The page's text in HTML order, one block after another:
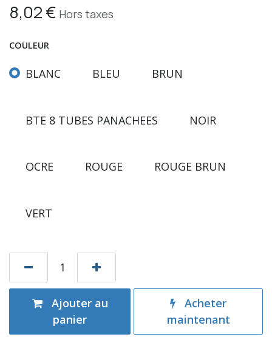
8,02€ Hors taxes
COULEUR
BLANC BLEU BRUN
BTE 8 TUBES PANACHEES NOIR
OCRE ROUGE ROUGE BRUN
VERT
Ajouter au
panier
Acheter
maintenant